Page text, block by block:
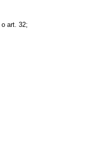
art. 32;